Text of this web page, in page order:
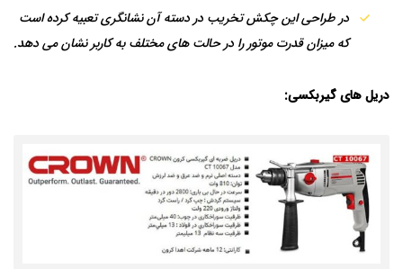
در طراحی این چکش تخریب در دسته آن نشانگری تعبیه کرده است
که میزان قدرت موتور را در حالت های مختلف به کاربر نشان می دهد.
دریل های گیربکسی: